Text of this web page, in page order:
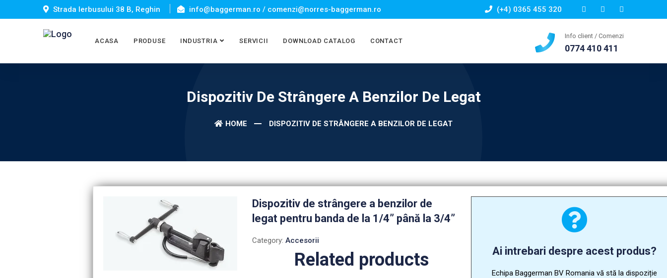
Strada Ierbusului 38 B, Reghin info@baggerman.ro / comenzi@norres-baggerman.ro (+4) 0365 455 320
Info client / Comenzi
0774 410 411
ACASA PRODUSE INDUSTRIA SERVICII DOWNLOAD CATALOG CONTACT
Dispozitiv De Strângere A Benzilor De Legat
HOME DISPOZITIV DE STRÂNGERE A BENZILOR DE LEGAT
Dispozitiv de strângere a benzilor de
legat pentru banda de la 1/4” până la 3/4”
Category: Accesorii
Ai intrebari despre acest produs?
Echipa Baggerman BV Romania vă stă la dispoziție
Related products